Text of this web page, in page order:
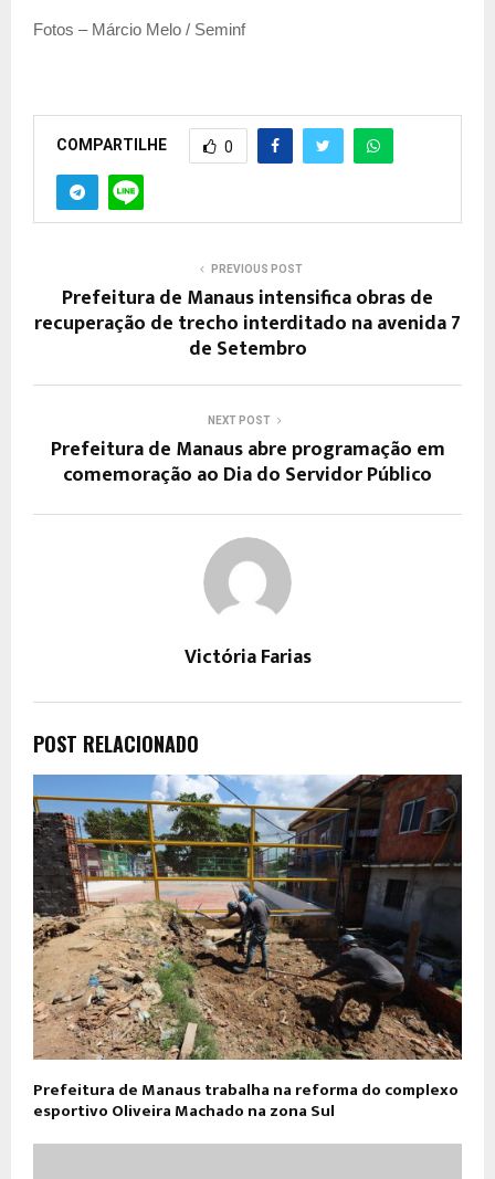
Fotos – Márcio Melo / Seminf
COMPARTILHE 0
PREVIOUS POST
Prefeitura de Manaus intensifica obras de
recuperação de trecho interditado na avenida 7
de Setembro
NEXT POST
Prefeitura de Manaus abre programação em
comemoração ao Dia do Servidor Público
Victória Farias
POST RELACIONADO
Prefeitura de Manaus trabalha na reforma do complexo
esportivo Oliveira Machado na zona Sul